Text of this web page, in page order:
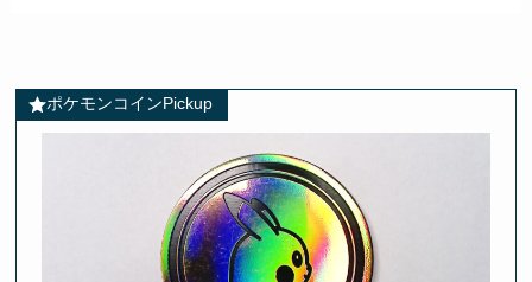
ポケモンコインPickup